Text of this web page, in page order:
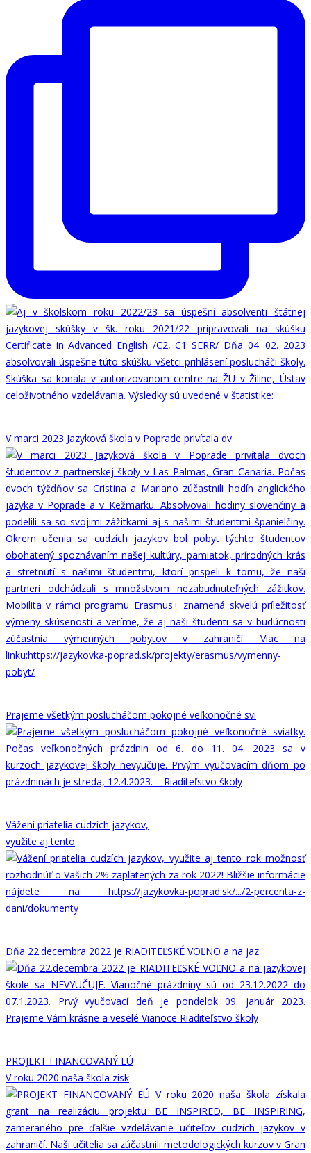
V marci 2023 Jazyková škola v Poprade privítala dv
Prajeme všetkým poslucháčom pokojné veľkonočné svi
Vážení priatelia cudzích jazykov,
využite aj tento
Dňa 22.decembra 2022 je RIADITEĽSKÉ VOĽNO a na jaz
PROJEKT FINANCOVANÝ EÚ
V roku 2020 naša škola získ